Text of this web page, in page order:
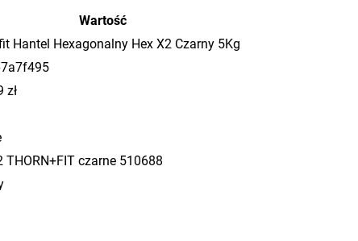
Wartość
Hantel Hexagonalny Hex X2 Czarny 5Kg
zł
THORN+FIT czarne 510688